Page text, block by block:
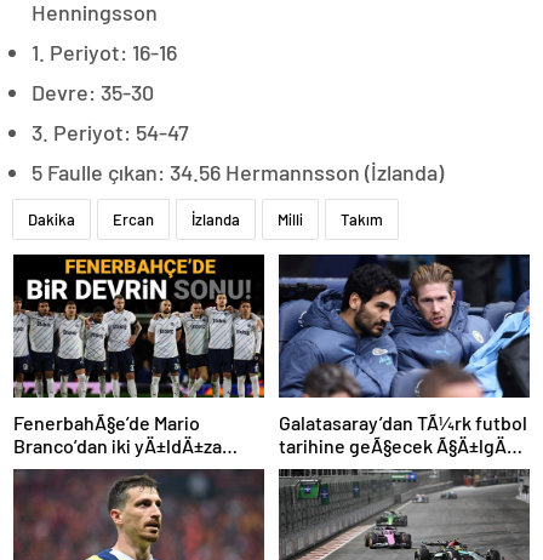
Henningsson
1. Periyot: 16-16
Devre: 35-30
3. Periyot: 54-47
5 Faulle çıkan: 34.56 Hermannsson (İzlanda)
Dakika Ercan İzlanda Milli Takım
FenerbahÃ§e’de Mario
Branco’dan iki yÄ±ldÄ±za
veda mesajÄ±: “Gelecek
sezon yoksunuz”
Galatasaray’dan TÃ¼rk futbol
tarihine geÃ§ecek Ã§Ä±lgÄ±n
plan: Manchester City’den
Ã§ifte imza